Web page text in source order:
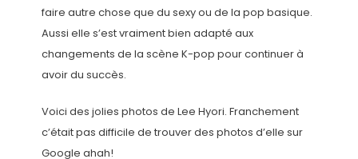
faire autre chose que du sexy ou de la pop basique.
Aussi elle s’est vraiment bien adapté aux
changements de la scène K-pop pour continuer à
avoir du succès.
Voici des jolies photos de Lee Hyori. Franchement
c’était pas difficile de trouver des photos d’elle sur
Google ahah!